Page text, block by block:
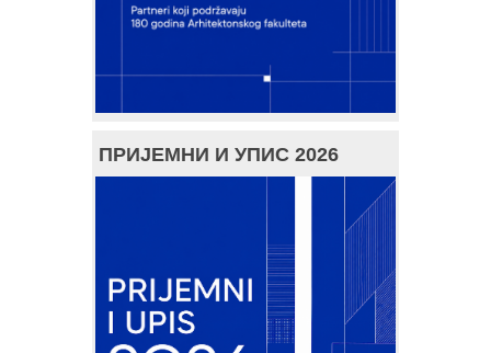
ПРИЈЕМНИ И УПИС 2026